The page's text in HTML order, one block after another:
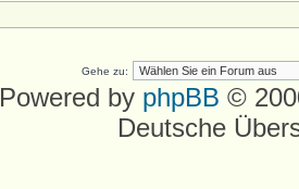
Gehe zu:
Powered by phpBB ©
Deutsche